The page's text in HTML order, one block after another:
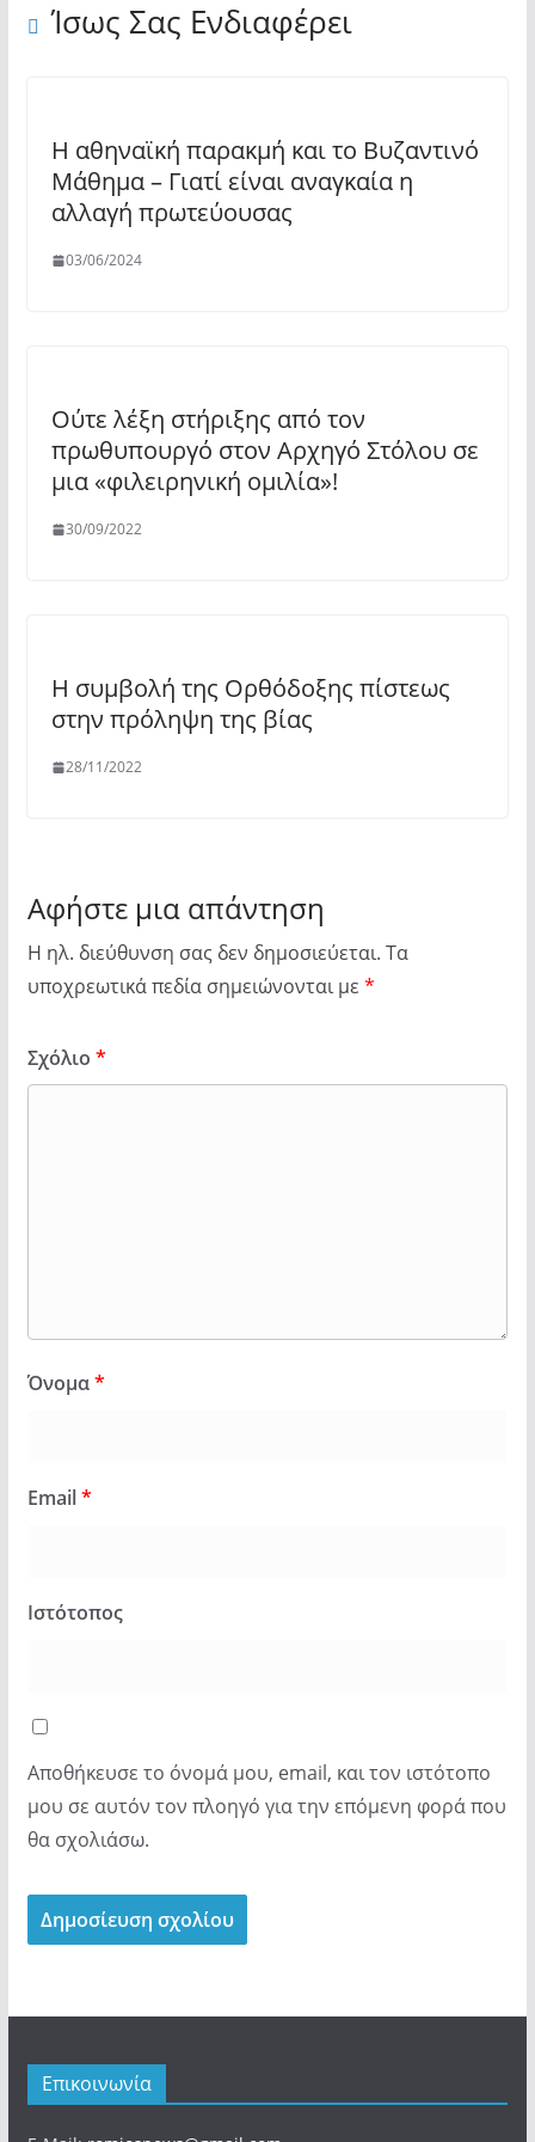
Ίσως Σας Ενδιαφέρει
Η αθηναϊκή παρακμή και το Βυζαντινό
Μάθημα – Γιατί είναι αναγκαία η
αλλαγή πρωτεύουσας
03/06/2024
Ούτε λέξη στήριξης από τον
πρωθυπουργό στον Αρχηγό Στόλου σε
μια «φιλειρηνική ομιλία»!
30/09/2022
Η συμβολή της Ορθόδοξης πίστεως
στην πρόληψη της βίας
28/11/2022
Αφήστε μια απάντηση
Η ηλ. διεύθυνση σας δεν δημοσιεύεται. Τα
υποχρεωτικά πεδία σημειώνονται με *
Σχόλιο *
Όνομα*
Email*
Ιστότοπος
Αποθήκευσε το όνομά μου, email, και τον ιστότοπο
μου σε αυτόν τον πλοηγό για την επόμενη φορά που
θα σχολιάσω.
Επικοινωνία